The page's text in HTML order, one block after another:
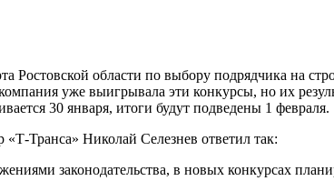
Ростовской области по выбору подрядчика на
уже выигрывала эти конкурсы, но их
30 января, итоги будут подведены 1 февраля.
Транса» Николай Селезнев ответил так:
законодательства, в новых конкурсах